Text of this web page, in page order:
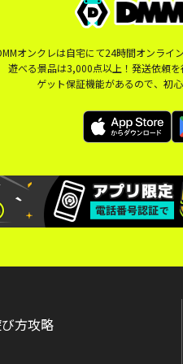
オンクレは自宅にて24時間オンライ
遊べる景品は3,000点以上！発送依頼
ゲット保証機能があるので、初
方攻略